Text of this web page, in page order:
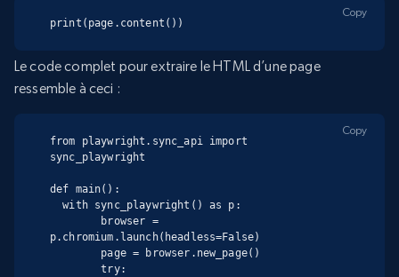
print(page.content())
Copy
Le code complet pour extraire le HTML d’une page
ressemble à ceci :
from playwright.sync_api import
sync_playwright
def main():
  with sync_playwright() as p:
p.chromium.launch(headless=False)
        try:
Copy